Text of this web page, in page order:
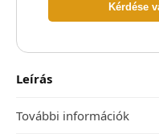
Kérdése
Leírás
További információk